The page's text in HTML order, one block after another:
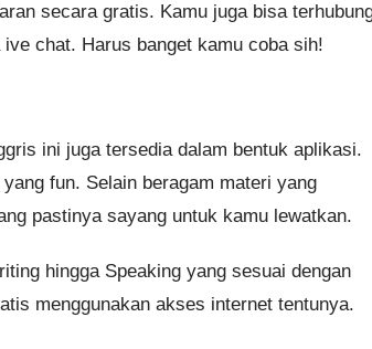
secara gratis. Kamu juga bisa
chat. Harus banget kamu coba sih!
ini juga tersedia dalam bentuk aplikasi.
fun. Selain beragam materi yang
pastinya sayang untuk kamu lewatkan.
hingga Speaking yang sesuai dengan
menggunakan akses internet tentunya.